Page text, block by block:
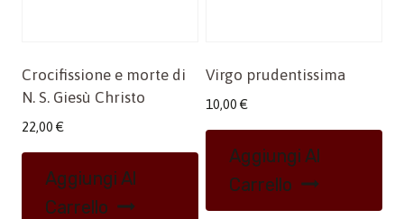
Crocifissione e morte di
N. S. Giesù Christo
22,00 €
Aggiungi Al
Carrello
Virgo prudentissima
10,00 €
Aggiungi Al
Carrello